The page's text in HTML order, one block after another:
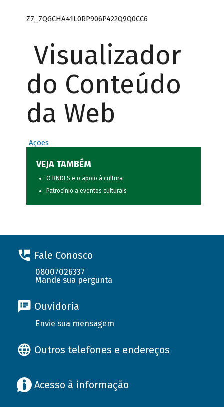
Z7_7QGCHA41L0RP906P422Q9Q0CC6
Visualizador
do Conteúdo
da Web
Ações
VEJA TAMBÉM
O BNDES e o apoio à cultura
Patrocínio a eventos culturais
Fale Conosco
08007026337
Mande sua pergunta
Ouvidoria
Envie sua mensagem
Outros telefones e endereços
Acesso à informação